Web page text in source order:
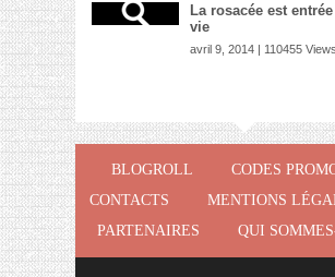
La rosacée est
vie
avril 9, 2014 | 110455 Views
BLOGROLL
CODES
CONTACTS
MENTIONS
PARTENAIRES
QUI